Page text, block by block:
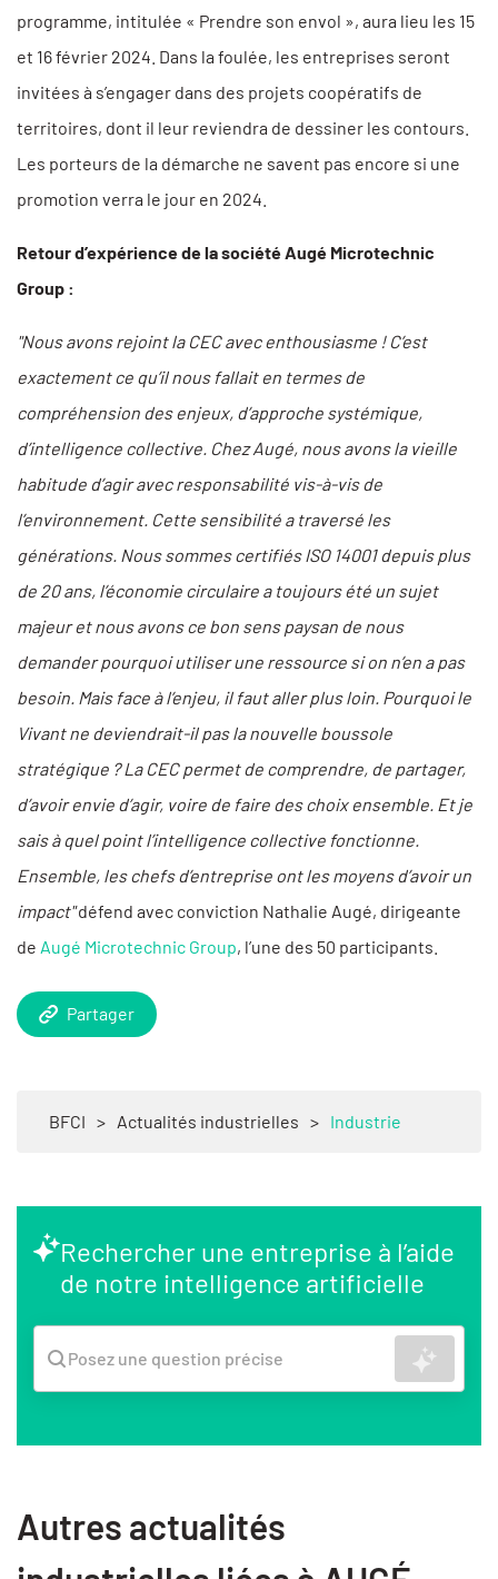
programme, intitulée « Prendre son envol », aura lieu les 15
et 16 février 2024. Dans la foulée, les entreprises seront
invitées à s’engager dans des projets coopératifs de
territoires, dont il leur reviendra de dessiner les contours.
Les porteurs de la démarche ne savent pas encore si une
promotion verra le jour en 2024.
Retour d’expérience de la société Augé Microtechnic
Group :
"Nous avons rejoint la CEC avec enthousiasme ! C’est
exactement ce qu’il nous fallait en termes de
compréhension des enjeux, d’approche systémique,
d’intelligence collective. Chez Augé, nous avons la vieille
habitude d’agir avec responsabilité vis-à-vis de
l’environnement. Cette sensibilité a traversé les
générations. Nous sommes certifiés ISO 14001 depuis plus
de 20 ans, l’économie circulaire a toujours été un sujet
majeur et nous avons ce bon sens paysan de nous
demander pourquoi utiliser une ressource si on n’en a pas
besoin. Mais face à l’enjeu, il faut aller plus loin. Pourquoi le
Vivant ne deviendrait-il pas la nouvelle boussole
stratégique ? La CEC permet de comprendre, de partager,
d’avoir envie d’agir, voire de faire des choix ensemble. Et je
sais à quel point l’intelligence collective fonctionne.
Ensemble, les chefs d’entreprise ont les moyens d’avoir un
impact"défend avec conviction Nathalie Augé, dirigeante
de Augé Microtechnic Group, l’une des 50 participants.
Partager
BFCI > Actualités industrielles > Industrie
Rechercher une entreprise à l’aide
de notre intelligence artificielle
Posez une question précise
Autres actualités